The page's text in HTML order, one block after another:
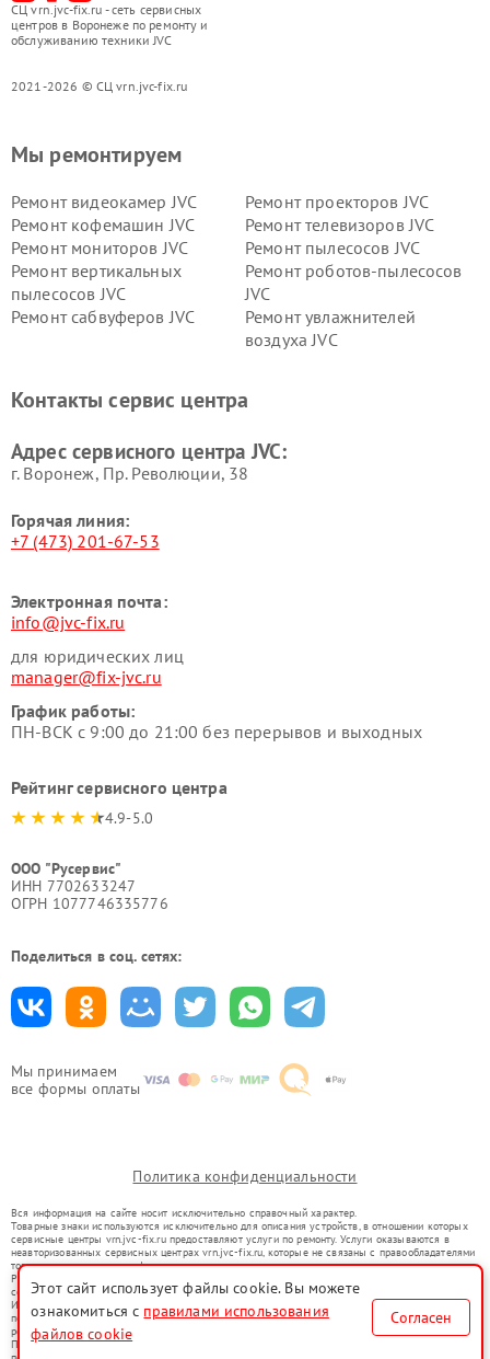
СЦ vrn.jvc-fix.ru - сеть сервисных
центров в Воронеже по ремонту и
обслуживанию техники JVC
2021-2026 © СЦ vrn.jvc-fix.ru
Мы принимаем
все формы оплаты
Мы ремонтируем
Ремонт видеокамер JVC
Ремонт проекторов JVC
Ремонт кофемашин JVC
Ремонт телевизоров JVC
Ремонт мониторов JVC
Ремонт пылесосов JVC
Ремонт вертикальных
пылесосов JVC
Ремонт роботов-пылесосов
JVC
Ремонт сабвуферов JVC
Ремонт увлажнителей
воздуха JVC
Контакты сервис центра
Адрес сервисного центра JVC:
г. Воронеж, Пр. Революции, 38
Горячая линия:
+7 (473) 201-67-53
Электронная почта:
info@jvc-fix.ru
для юридических лиц
manager@fix-jvc.ru
График работы:
ПН-ВСК с 9:00 до 21:00 без перерывов и выходных
Рейтинг сервисного центра
4.9-5.0
ООО "Русервис"
ИНН 7702633247
ОГРН 1077746335776
Поделиться в соц. сетях:
Политика конфиденциальности
Вся информация на сайте носит исключительно справочный характер.
Товарные знаки используются исключительно для описания устройств, в отношении которых
сервисные центры vrn.jvc-fix.ru предоставляют услуги по ремонту. Услуги оказываются в
неавторизованных сервисных центрах vrn.jvc-fix.ru, которые не связаны с правообладателями
товарных знаков или их официальными представителями.
Ремонт осуществляется для устройств, уже введенных в гражданский оборот в соответствии
со статьей 1487 ГК РФ.
Использование товарных знаков не преследует цели индивидуализации услуг или введения
потребителей в заблуждение, а служит для информирования о предоставляемых услугах по
ремонту техники указанных брендов.
Представленная на сайте информация не является публичной офертой, определяемой
Этот сайт использует файлы cookie. Вы можете
ознакомиться с правилами использования
файлов cookie
Согласен